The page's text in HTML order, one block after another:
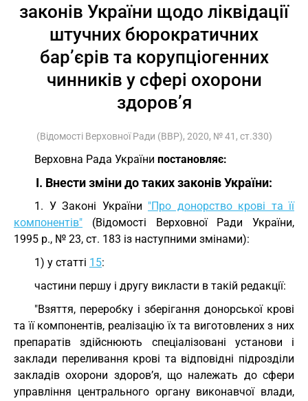
законів України щодо ліквідації
штучних бюрократичних
бар’єрів та корупціогенних
чинників у сфері охорони
здоров’я
(Відомості Верховної Ради (ВВР), 2020, № 41, ст.330)
Верховна Рада України постановляє:
I. Внести зміни до таких законів України:
1. У Законі України "Про донорство крові та її
компонентів" (Відомості Верховної Ради України,
1995 р., № 23, ст. 183 із наступними змінами):
1) у статті 15:
частини першу і другу викласти в такій редакції:
"Взяття, переробку і зберігання донорської крові
та її компонентів, реалізацію їх та виготовлених з них
препаратів здійснюють спеціалізовані установи і
заклади переливання крові та відповідні підрозділи
закладів охорони здоров’я, що належать до сфери
управління центрального органу виконавчої влади,